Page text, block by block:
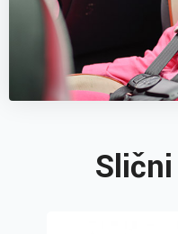
Slični